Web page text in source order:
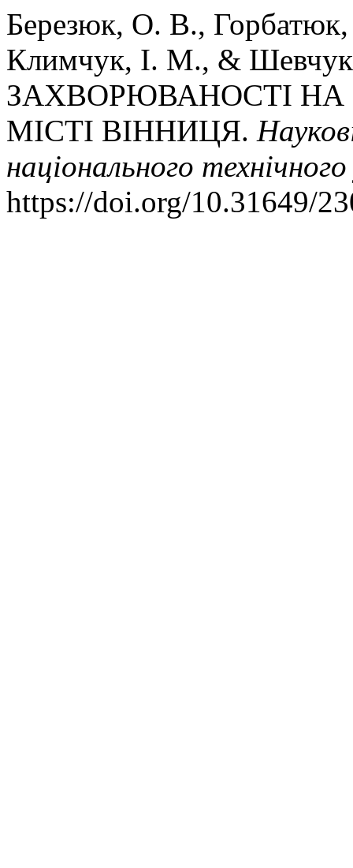
Березюк, О. В.,
Климчук, І. М., &
ЗАХВОРЮВАНОСТІ
МІСТІ ВІННИЦЯ.
національного
https://doi.org/10.31649/